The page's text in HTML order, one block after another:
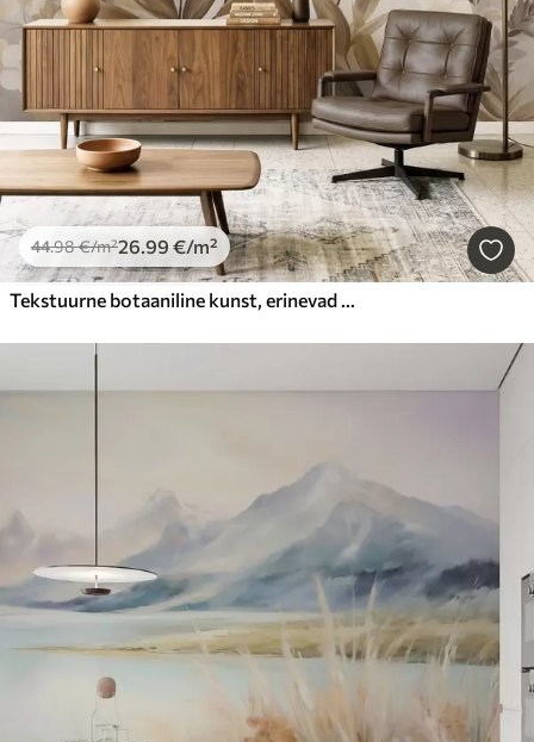
44.98€/m²26.99 €/m²
Tekstuurne botaaniline kunst, erinevad taimed ja lehed pruuni ja beeži toonides